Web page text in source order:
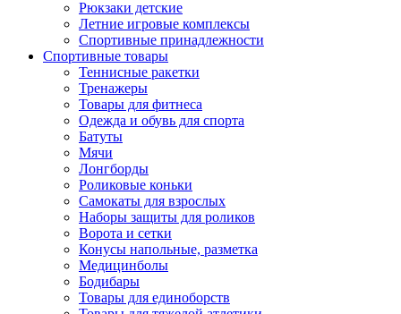
Рюкзаки детские
Летние игровые комплексы
Спортивные принадлежности
Спортивные товары
Теннисные ракетки
Тренажеры
Товары для фитнеса
Одежда и обувь для спорта
Батуты
Мячи
Лонгборды
Роликовые коньки
Самокаты для взрослых
Наборы защиты для роликов
Ворота и сетки
Конусы напольные, разметка
Медицинболы
Бодибары
Товары для единоборств